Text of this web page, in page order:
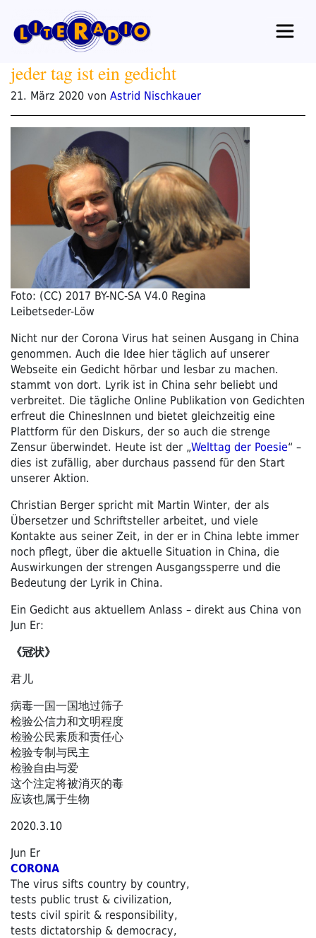
Inhalt
springen
jeder tag ist ein gedicht
21. März 2020Veröffentlicht
von Astrid Nischkauer
Foto: (CC) 2017 BY-NC-SA V4.0 Regina
Leibetseder-Löw
Nicht nur der Corona Virus hat seinen Ausgang in China
genommen. Auch die Idee hier täglich auf unserer
Webseite ein Gedicht hörbar und lesbar zu machen.
stammt von dort. Lyrik ist in China sehr beliebt und
verbreitet. Die tägliche Online Publikation von Gedichten
erfreut die ChinesInnen und bietet gleichzeitig eine
Plattform für den Diskurs, der so auch die strenge
Zensur überwindet. Heute ist der „Welttag der Poesie“ –
dies ist zufällig, aber durchaus passend für den Start
unserer Aktion.
Christian Berger spricht mit Martin Winter, der als
Übersetzer und Schriftsteller arbeitet, und viele
Kontakte aus seiner Zeit, in der er in China lebte immer
noch pflegt, über die aktuelle Situation in China, die
Auswirkungen der strengen Ausgangssperre und die
Bedeutung der Lyrik in China.
Ein Gedicht aus aktuellem Anlass – direkt aus China von
Jun Er:
《冠状》
君儿
病毒一国一国地过筛子
检验公信力和文明程度
检验公民素质和责任心
检验专制与民主
检验自由与爱
这个注定将被消灭的毒
应该也属于生物
2020.3.10
Jun Er
CORONA
The virus sifts country by country,
tests public trust & civilization,
tests civil spirit & responsibility,
tests dictatorship & democracy,